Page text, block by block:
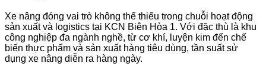
Xe nâng đóng vai trò không thể thiếu trong chuỗi hoạt động
sản xuất và logistics tại KCN Biên Hòa 1. Với đặc thù là khu
công nghiệp đa ngành nghề, từ cơ khí, luyện kim đến chế
biến thực phẩm và sản xuất hàng tiêu dùng, tần suất sử
dụng xe nâng diễn ra hàng ngày.